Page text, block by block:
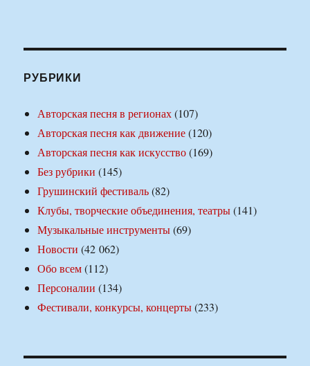
РУБРИКИ
Авторская песня в регионах(107)
Авторская песня как движение(120)
Авторская песня как искусство(169)
Без рубрики (145)
Грушинский фестиваль(82)
Клубы, творческие объединения, театры(141)
Музыкальные инструменты(69)
Новости (42 062)
Обо всем(112)
Персоналии (134)
Фестивали, конкурсы, концерты(233)